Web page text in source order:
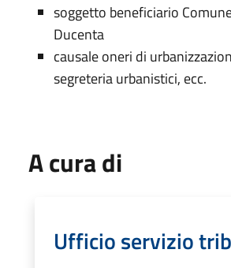
soggetto beneficiario
Ducenta
causale oneri di
segreteria urbanistici, ecc.
A cura di
Ufficio servizio